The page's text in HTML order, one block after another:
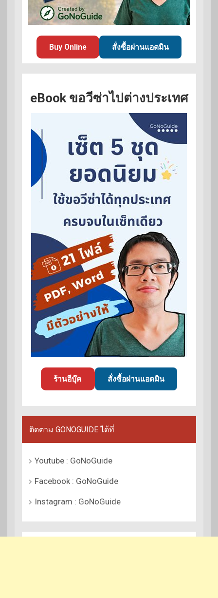
Buy Online สั่งซื้อผ่านแอดมิน
eBook ขอวีซ่าไปต่างประเทศ
ร้านอีบุ๊ค สั่งซื้อผ่านแอดมิน
ติดตาม GONOGUIDE ได้ที่
Youtube : GoNoGuide
Facebook : GoNoGuide
Instagram : GoNoGuide